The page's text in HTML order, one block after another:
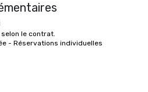
le contrat.
- Réservations individuelles